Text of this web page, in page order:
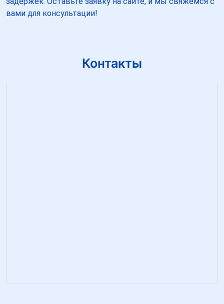
вами для консультации!
Контакты